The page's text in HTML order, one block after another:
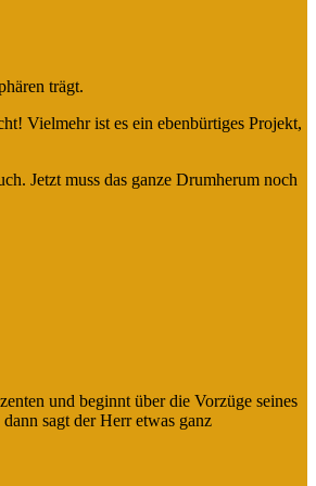
trägt.
Vielmehr ist es ein ebenbürtiges Projekt,
Jetzt muss das ganze Drumherum noch
und beginnt über die Vorzüge seines
sagt der Herr etwas ganz